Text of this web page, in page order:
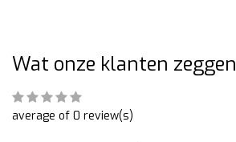
Wat onze klanten zeggen
average of 0 review(s)